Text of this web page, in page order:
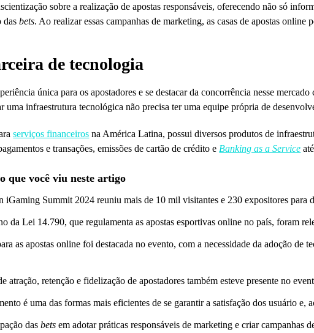
sobre a realização de apostas responsáveis, oferecendo não só
dasbets. Ao realizar essas campanhas de marketing, as casas de apostas
de tecnologia
única para os apostadores e se destacar da concorrência nesse
uma infraestrutura tecnológica não precisa ter uma equipe própria de
serviços financeiros na América Latina, possui diversos produtos de
e transações, emissões de cartão de crédito e Banking as a Service
que você viu neste artigo
Summit 2024 reuniu mais de 10 mil visitantes e 230 expositores para
da Lei 14.790, que regulamenta as apostas esportivas online no país, foram
as apostas online foi destacada no evento, com a necessidade da adoção
atração, retenção e fidelização de apostadores também esteve presente no
é uma das formas mais eficientes de se garantir a satisfação dos usuário e,
dasbetsem adotar práticas responsáveis de marketing e criar campanhas